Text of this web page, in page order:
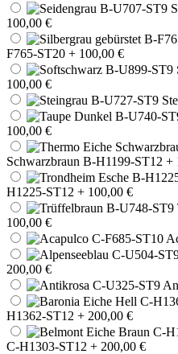
100,00 €
F765-ST20 + 100,00 €
100,00 €
100,00 €
Schwarzbraun B-H1199-ST12 +
H1225-ST12 + 100,00 €
100,00 €
200,00 €
H1362-ST12 + 200,00 €
C-H1303-ST12 + 200,00 €